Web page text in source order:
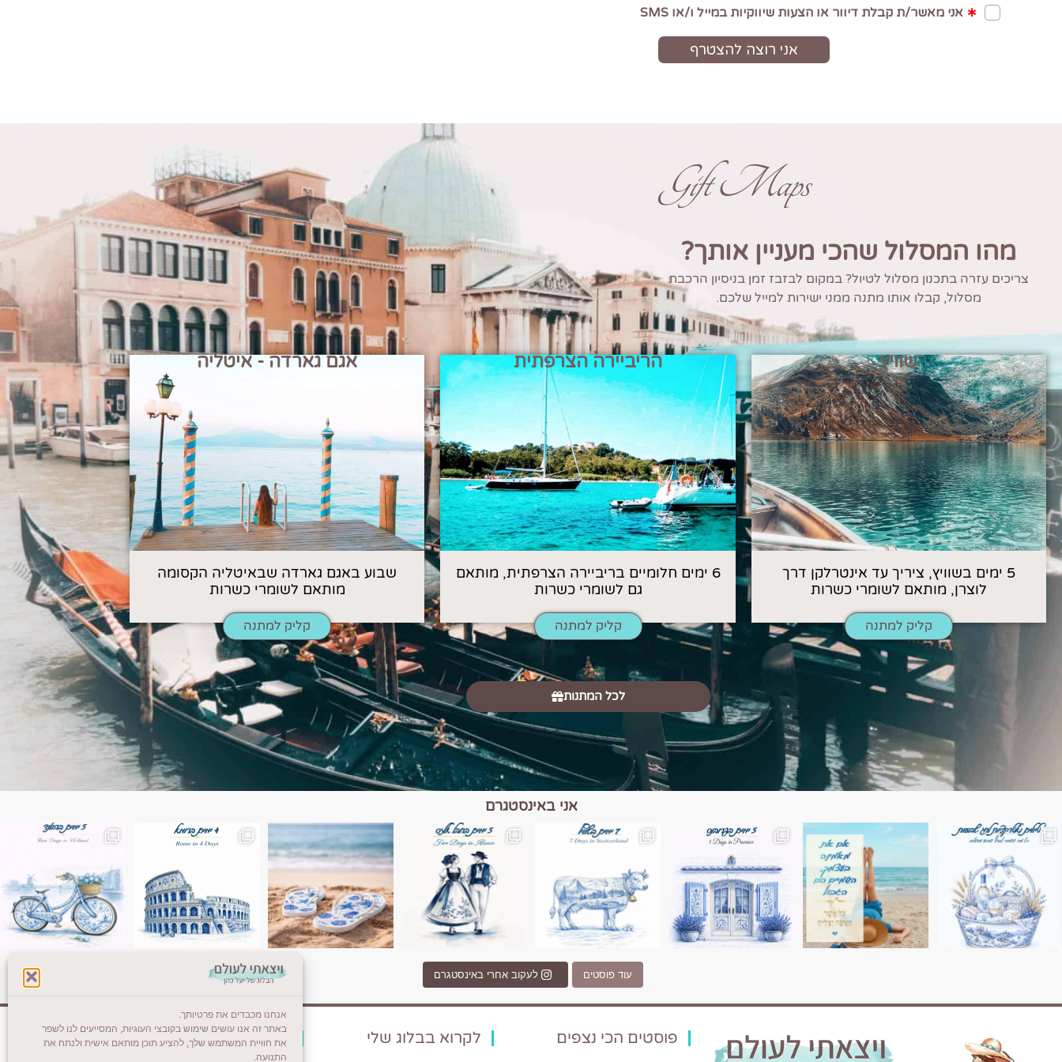
אנחנו מכבדים את פרטיותך.
באתר זה אנו עושים שימוש בקובצי העוגיות, המסייעים לנו לשפר
את חוויית המשתמש שלך, להציע תוכן מותאם אישית ולנתח את
התנועה.
Gift Maps
מהו המסלול שהכי מעניין אותך?
צריכים עזרה בתכנון מסלול לטיול? במקום לבזבז זמן בניסיון הרכבת
מסלול, קבלו אותו מתנה ממני ישירות למייל שלכם.
שוויץ
5 ימים בשוויץ, ציריך עד אינטרלקן דרך
לוצרן, מותאם לשומרי כשרות
קליק למתנה
הריביירה הצרפתית
6 ימים חלומיים בריביירה הצרפתית, מותאם
גם לשומרי כשרות
קליק למתנה
אגם גארדה - איטליה
שבוע באגם גארדה שבאיטליה הקסומה
מותאם לשומרי כשרות
קליק למתנה
לכל המתנות
אני באינסטגרם
השמים הם הגבול 💙🩵 טיול בין כפרים, יין ונופים בחבל אלזס צרפת
יש רגע כזה בחופשה שבו הכל נהיה פשוט יותר. החול, הי
יש ערים בעולם שמרגישות כמו מסע בזמן. רומא היא אחתInstagram post 18087423191462101
עוד פוסטים לעקוב אחרי באינסטגרם
פוסטים הכי נצפים לקרוא בבלוג שלי צרו קשר (לא בשבת)